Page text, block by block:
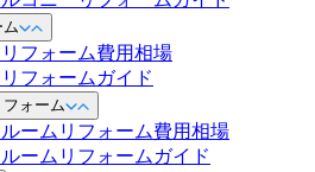
フォーム費用相場
フォームガイド
ォーム
ームリフォーム費用相場
ームリフォームガイド